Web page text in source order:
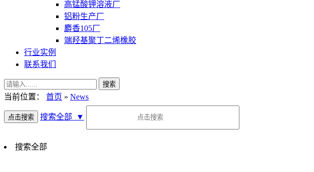
高锰酸钾溶液厂
铝粉生产厂
麝香105厂
端羟基聚丁二烯橡胶
行业实例
联系我们
当前位置： 首页 » News
搜索全部 ▼
搜索全部